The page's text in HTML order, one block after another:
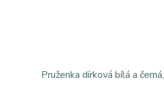
Pruženka dírková bílá a